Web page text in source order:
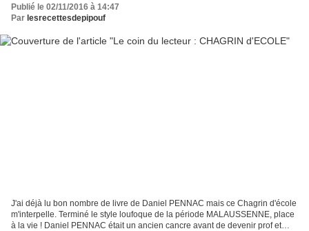
Publié le 02/11/2016 à 14:47
Par lesrecettesdepipouf
J'ai déjà lu bon nombre de livre de Daniel PENNAC mais ce Chagrin d'école
m'interpelle. Terminé le style loufoque de la période MALAUSSENNE, place
à la vie ! Daniel PENNAC était un ancien cancre avant de devenir prof et